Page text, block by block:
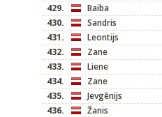
429.
Baiba
430.
Sandris
431.
Leontijs
432.
Zane
433.
Liene
434.
Zane
435.
Jevgēnijs
436.
Žanis